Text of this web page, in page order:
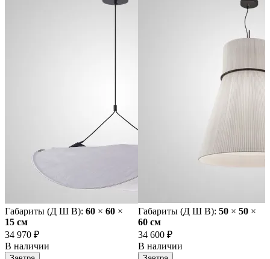
Габариты (Д Ш В): 60 × 60 ×
15 cм
34 970 ₽
В наличии
Габариты (Д Ш В): 50 × 50 ×
60 cм
34 600 ₽
В наличии